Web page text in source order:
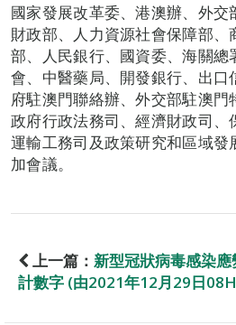
國家發展改革委、港澳辦、外交
財政部、人力資源社會保障部
部、人民銀行、國資委、海關總
會、中醫藥局、開發銀行、出口
府駐澳門聯絡辦、外交部駐澳門
政府行政法務司、經濟財政司、
運輸工務司及政策研究和區域發
加會議。
上一篇： 新型冠狀病毒感染
計數字 (由2021年12月29日